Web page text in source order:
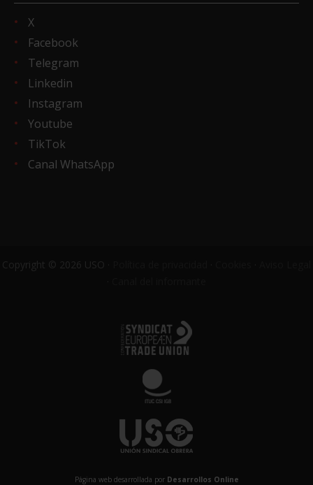
X
Facebook
Telegram
Linkedin
Instagram
Youtube
TikTok
Canal WhatsApp
Copyright © 2026 USO ·
Página web desarrollada por Desarrollos Online